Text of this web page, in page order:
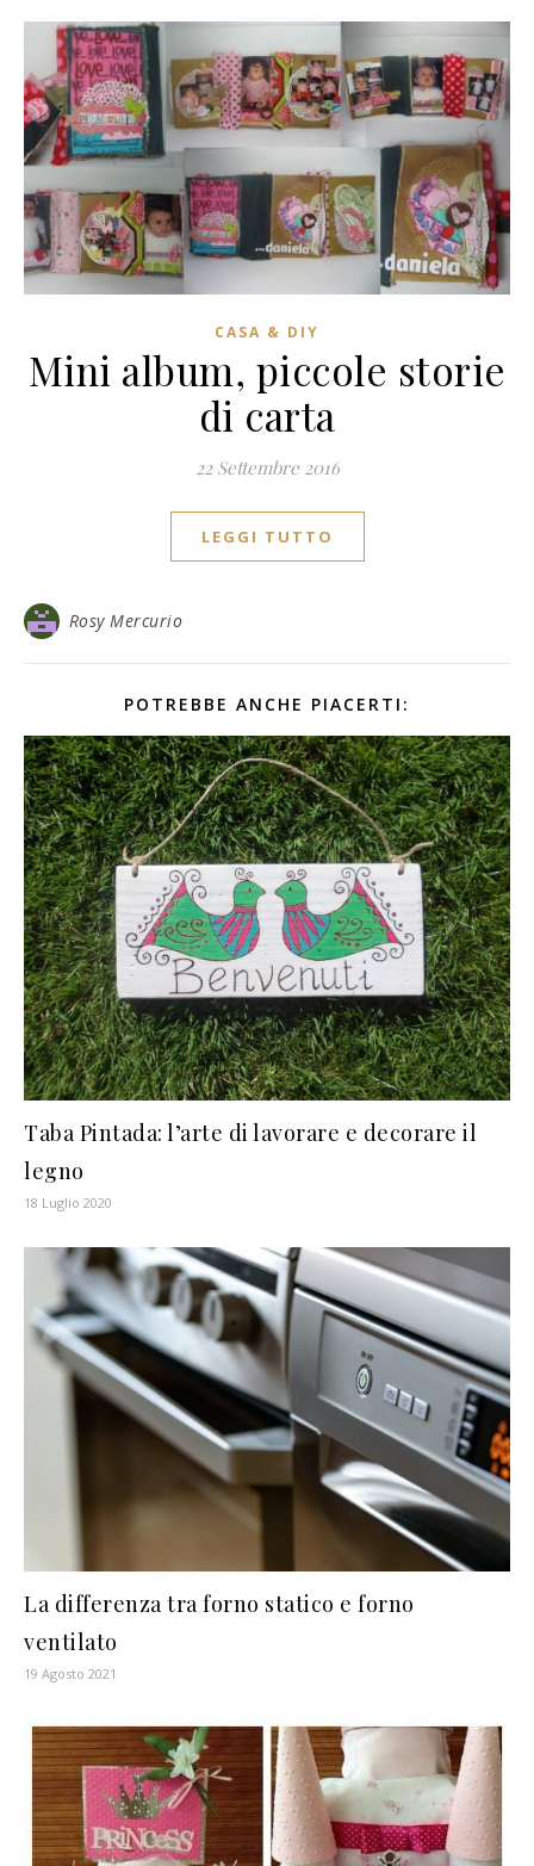
CASA & DIY
Mini album, piccole storie
di carta
22 Settembre 2016
LEGGI TUTTO
Rosy Mercurio
POTREBBE ANCHE PIACERTI:
Taba Pintada: l’arte di lavorare e decorare il
legno
18 Luglio 2020
La differenza tra forno statico e forno
ventilato
19 Agosto 2021